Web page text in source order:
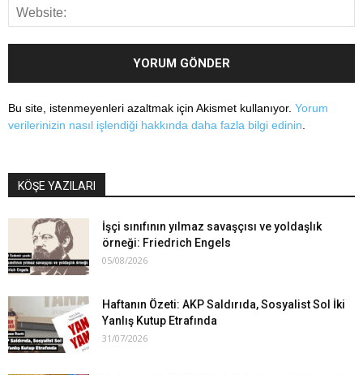
Bu site, istenmeyenleri azaltmak için Akismet kullanıyor. Yorum
verilerinizin nasıl işlendiği hakkında daha fazla bilgi edinin
KÖŞE YAZILARI
İşçi sınıfının yılmaz savaşçısı ve yoldaşlık
örneği: Friedrich Engels
05/08/2026
Haftanın Özeti: AKP Saldırıda, Sosyalist Sol İki
Yanlış Kutup Etrafında
31/07/2026